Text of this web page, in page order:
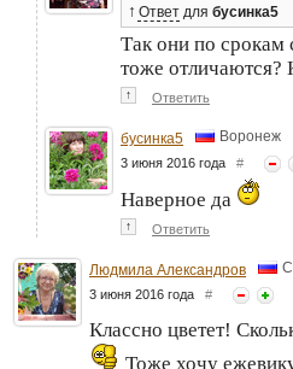
↑ Ответ для бусинка5
Так они по срокам
тоже отличаются?
↑ Ответить
бусинка5 Воронеж
3 июня 2016 года #
Наверное да
↑ Ответить
Людмила Александров
3 июня 2016 года #
Классно цветет!
Тоже хочу